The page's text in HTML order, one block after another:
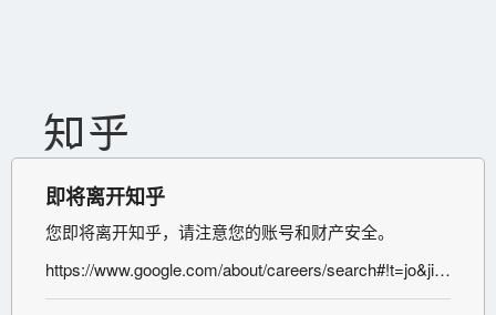
即将离开知乎
您即将离开知乎，请注意您的账号和财产安全。
https://www.google.com/about/careers/search#!t=jo&jid=86645001&